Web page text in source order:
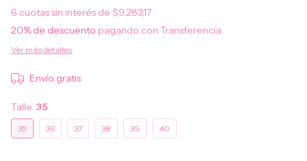
6 cuotas sin interés de $9.283,17
20% de descuento pagando con Transferencia
Ver más detalles
Envío gratis
Talle: 35
35 36 37 38 39 40